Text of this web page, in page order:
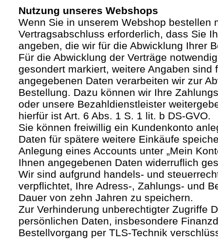
Nutzung unseres Webshops
Wenn Sie in unserem Webshop bestellen
Vertragsabschluss erforderlich, dass Sie
angeben, die wir für die Abwicklung Ihrer
Für die Abwicklung der Verträge
gesondert markiert, weitere Angaben sind
angegebenen Daten verarbeiten wir zur
Bestellung. Dazu können wir Ihre
oder unsere Bezahldienstleister
hierfür ist Art. 6 Abs. 1 S. 1 lit. b DS-GVO.
Sie können freiwillig ein Kundenkonto
Daten für spätere weitere Einkäufe
Anlegung eines Accounts unter „Mein
Ihnen angegebenen Daten widerruflich
Wir sind aufgrund handels- und
verpflichtet, Ihre Adress-, Zahlungs- und
Dauer von zehn Jahren zu speichern.
Zur Verhinderung unberechtigter Zugriffe
persönlichen Daten, insbesondere
Bestellvorgang per TLS-Technik